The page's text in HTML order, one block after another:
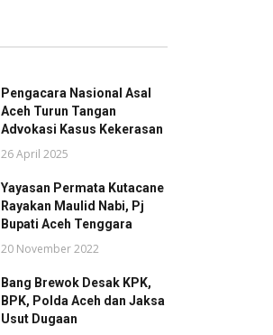
Pengacara Nasional Asal
Aceh Turun Tangan
Advokasi Kasus Kekerasan
26 April 2025
Yayasan Permata Kutacane
Rayakan Maulid Nabi, Pj
Bupati Aceh Tenggara
20 November 2022
Bang Brewok Desak KPK,
BPK, Polda Aceh dan Jaksa
Usut Dugaan